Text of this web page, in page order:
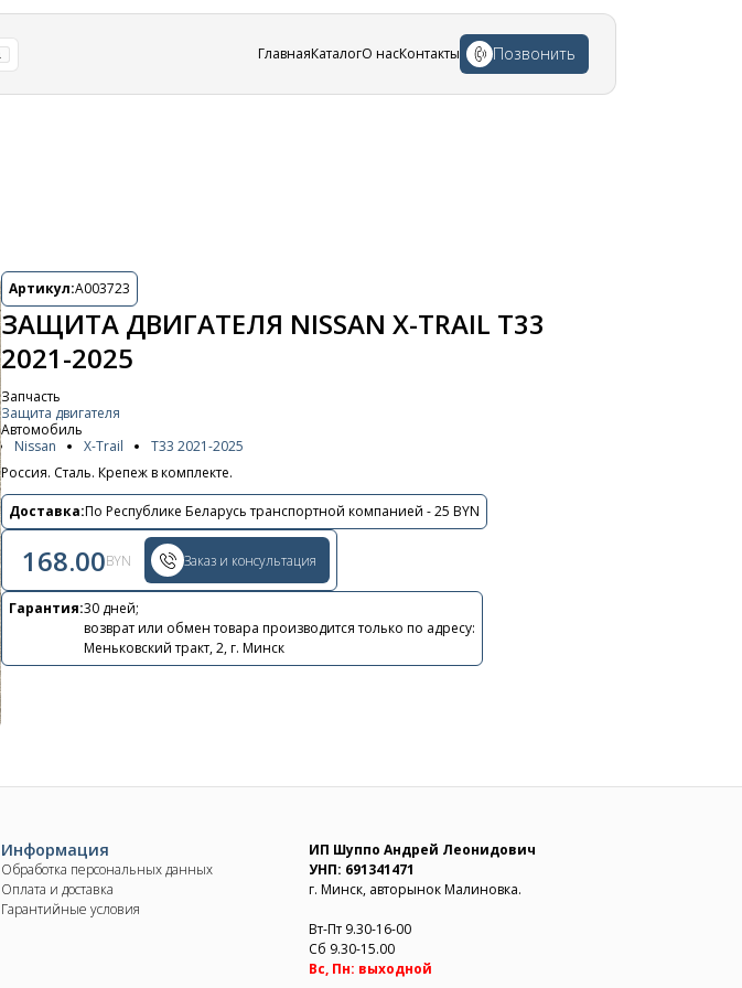
ГлавнаяКаталогО насКонтакты Позвонить
Артикул:A003723
ЗАЩИТА ДВИГАТЕЛЯ NISSAN X-TRAIL T33
2021-2025
Запчасть
Защита двигателя
Автомобиль
Nissan
X-Trail
T33 2021-2025
Россия. Сталь. Крепеж в комплекте.
Доставка:По Республике Беларусь транспортной компанией - 25 BYN
168.00BYN Заказ и консультация
Гарантия:30 дней;
возврат или обмен товара производится только по адресу:
Меньковский тракт, 2, г. Минск
Информация
Обработка персональных данных
Оплата и доставка
Гарантийные условия
ИП Шуппо Андрей Леонидович
УНП: 691341471
г. Минск, авторынок Малиновка.
Вт-Пт 9.30-16-00
Сб 9.30-15.00
Вс, Пн: выходной